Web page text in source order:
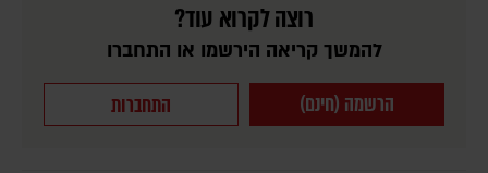
רוצה לקרוא עוד?
להמשך קריאה הירשמו או התחברו
הרשמה (חינם) התחברות